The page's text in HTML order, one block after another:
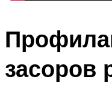
засоров